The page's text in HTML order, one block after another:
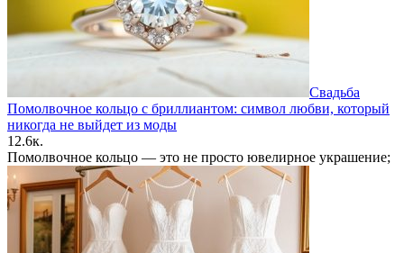
Свадьба
Помолвочное кольцо с бриллиантом: символ любви, который
никогда не выйдет из моды
1 2.6к.
Помолвочное кольцо — это не просто ювелирное украшение;